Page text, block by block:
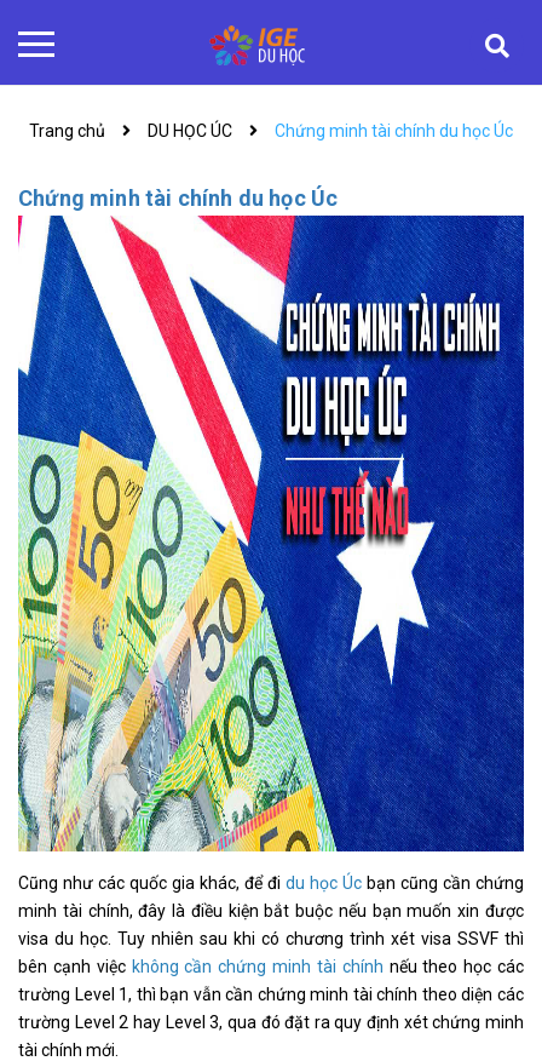
Trang chủ DU HỌC ÚC Chứng minh tài chính du học Úc
Chứng minh tài chính du học Úc
Cũng như các quốc gia khác, để đi du học Úc bạn cũng cần chứng
minh tài chính, đây là điều kiện bắt buộc nếu bạn muốn xin được
visa du học. Tuy nhiên sau khi có chương trình xét visa SSVF thì
bên cạnh việc không cần chứng minh tài chính nếu theo học các
trường Level 1, thì bạn vẫn cần chứng minh tài chính theo diện các
trường Level 2 hay Level 3, qua đó đặt ra quy định xét chứng minh
tài chính mới.